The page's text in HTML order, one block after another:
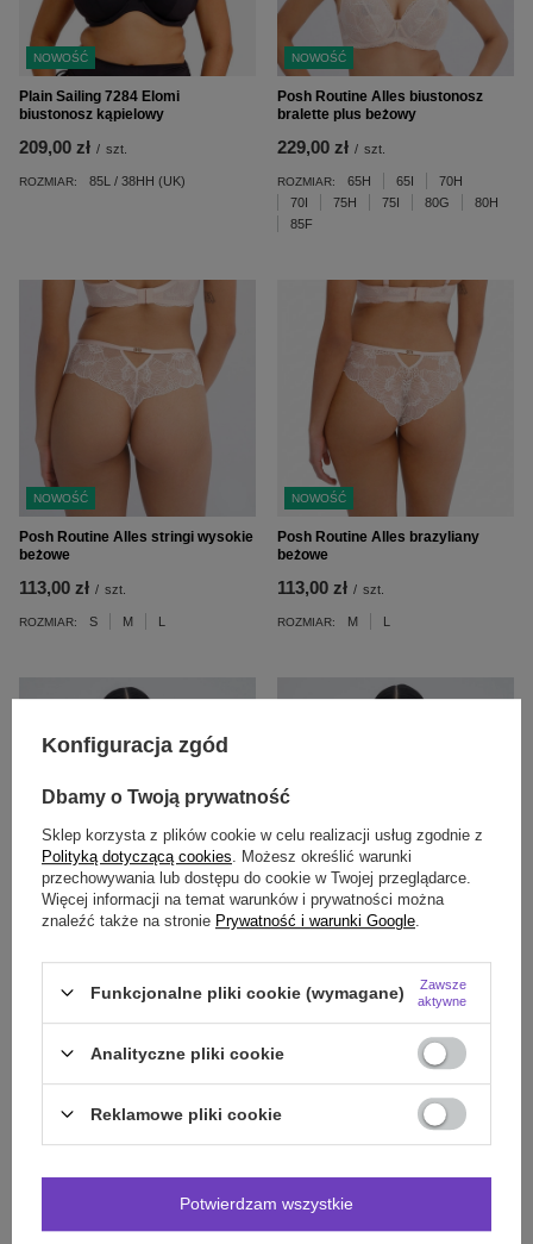
NOWOŚĆ
Plain Sailing 7284 Elomi
biustonosz kąpielowy
209,00 zł / szt.
ROZMIAR: 85L / 38HH (UK)
NOWOŚĆ
Posh Routine Alles biustonosz
bralette plus beżowy
229,00 zł / szt.
ROZMIAR: 65H 65I
70H
70I
75H 75I 80G
80H
85F
NOWOŚĆ
Posh Routine Alles stringi wysokie
beżowe
113,00 zł / szt.
ROZMIAR: S M L
NOWOŚĆ
Posh Routine Alles brazyliany
beżowe
113,00 zł / szt.
ROZMIAR: M L
NOWOŚĆ
Posh Routine Alles biustonosz
209,00 zł / szt.
75G 80C
80E
85D
NOWOŚĆ
Posh Routine Alles biustonosz
234,50 zł
70F
75E
75F
80D 80E
Konfiguracja zgód
Dbamy o Twoją prywatność
Sklep korzysta z plików cookie w celu realizacji usług zgodnie z
Polityką dotyczącą cookies . Możesz określić warunki
przechowywania lub dostępu do cookie w Twojej przeglądarce.
Więcej informacji na temat warunków i prywatności można
znaleźć także na stronie Prywatność i warunki Google
Funkcjonalne pliki cookie (wymagane)
Zawsze
aktywne
Analityczne pliki cookie
Reklamowe pliki cookie
Potwierdzam wszystkie